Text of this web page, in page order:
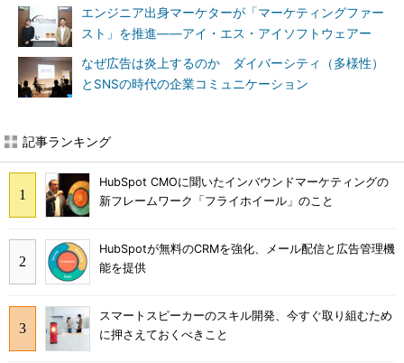
エンジニア出身マーケターが「マーケティングファー
スト」を推進――アイ・エス・アイソフトウェアー
なぜ広告は炎上するのか ダイバーシティ（多様性）
とSNSの時代の企業コミュニケーション
記事ランキング
HubSpot CMOに聞いたインバウンドマーケティングの
新フレームワーク「フライホイール」のこと
HubSpotが無料のCRMを強化、メール配信と広告管理機
能を提供
スマートスピーカーのスキル開発、今すぐ取り組むため
に押さえておくべきこと